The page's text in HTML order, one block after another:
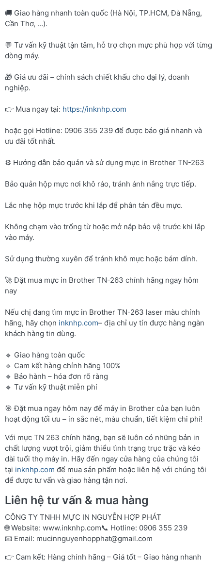
🚚 Giao hàng nhanh toàn quốc (Hà Nội, TP.HCM, Đà Nẵng,
Cần Thơ, …).
💬 Tư vấn kỹ thuật tận tâm, hỗ trợ chọn mực phù hợp với từng
dòng máy.
🎁 Giá ưu đãi – chính sách chiết khấu cho đại lý, doanh
nghiệp.
👉 Mua ngay tại: https://inknhp.com
hoặc gọi Hotline: 0906 355 239 để được báo giá nhanh và
ưu đãi tốt nhất.
⚙️ Hướng dẫn bảo quản và sử dụng mực in Brother TN-263
Bảo quản hộp mực nơi khô ráo, tránh ánh nắng trực tiếp.
Lắc nhẹ hộp mực trước khi lắp để phân tán đều mực.
Không chạm vào trống từ hoặc mở nắp bảo vệ trước khi lắp
vào máy.
Sử dụng thường xuyên để tránh khô mực hoặc bám dính.
🚀 Đặt mua mực in Brother TN-263 chính hãng ngay hôm
nay
Nếu chị đang tìm mực in Brother TN-263 laser màu chính
hãng, hãy chọn inknhp.com– địa chỉ uy tín được hàng ngàn
khách hàng tin dùng.
🔹 Giao hàng toàn quốc
🔹 Cam kết hàng chính hãng 100%
🔹 Bảo hành – hóa đơn rõ ràng
🔹 Tư vấn kỹ thuật miễn phí
🎯 Đặt mua ngay hôm nay để máy in Brother của bạn luôn
hoạt động tối ưu – in sắc nét, màu chuẩn, tiết kiệm chi phí!
Với mực TN 263 chính hãng, bạn sẽ luôn có những bản in
chất lượng vượt trội, giảm thiểu tình trạng trục trặc và kéo
dài tuổi thọ máy in. Hãy đến ngay cửa hàng của chúng tôi
tại inknhp.com để mua sản phẩm hoặc liên hệ với chúng tôi
để được tư vấn và giao hàng tận nơi.
Liên hệ tư vấn & mua hàng
CÔNG TY TNHH MỰC IN NGUYỄN HỢP PHÁT
🌐 Website: www.inknhp.com📞 Hotline: 0906 355 239
📧 Email: mucinnguyenhopphat@gmail.com
👉 Cam kết: Hàng chính hãng – Giá tốt – Giao hàng nhanh